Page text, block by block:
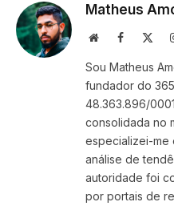
Matheus
WebsiteFacebook
Sou Matheus
fundador do
48.363.896/
consolidada no
especializei-me
análise de
autoridade foi
por portais de